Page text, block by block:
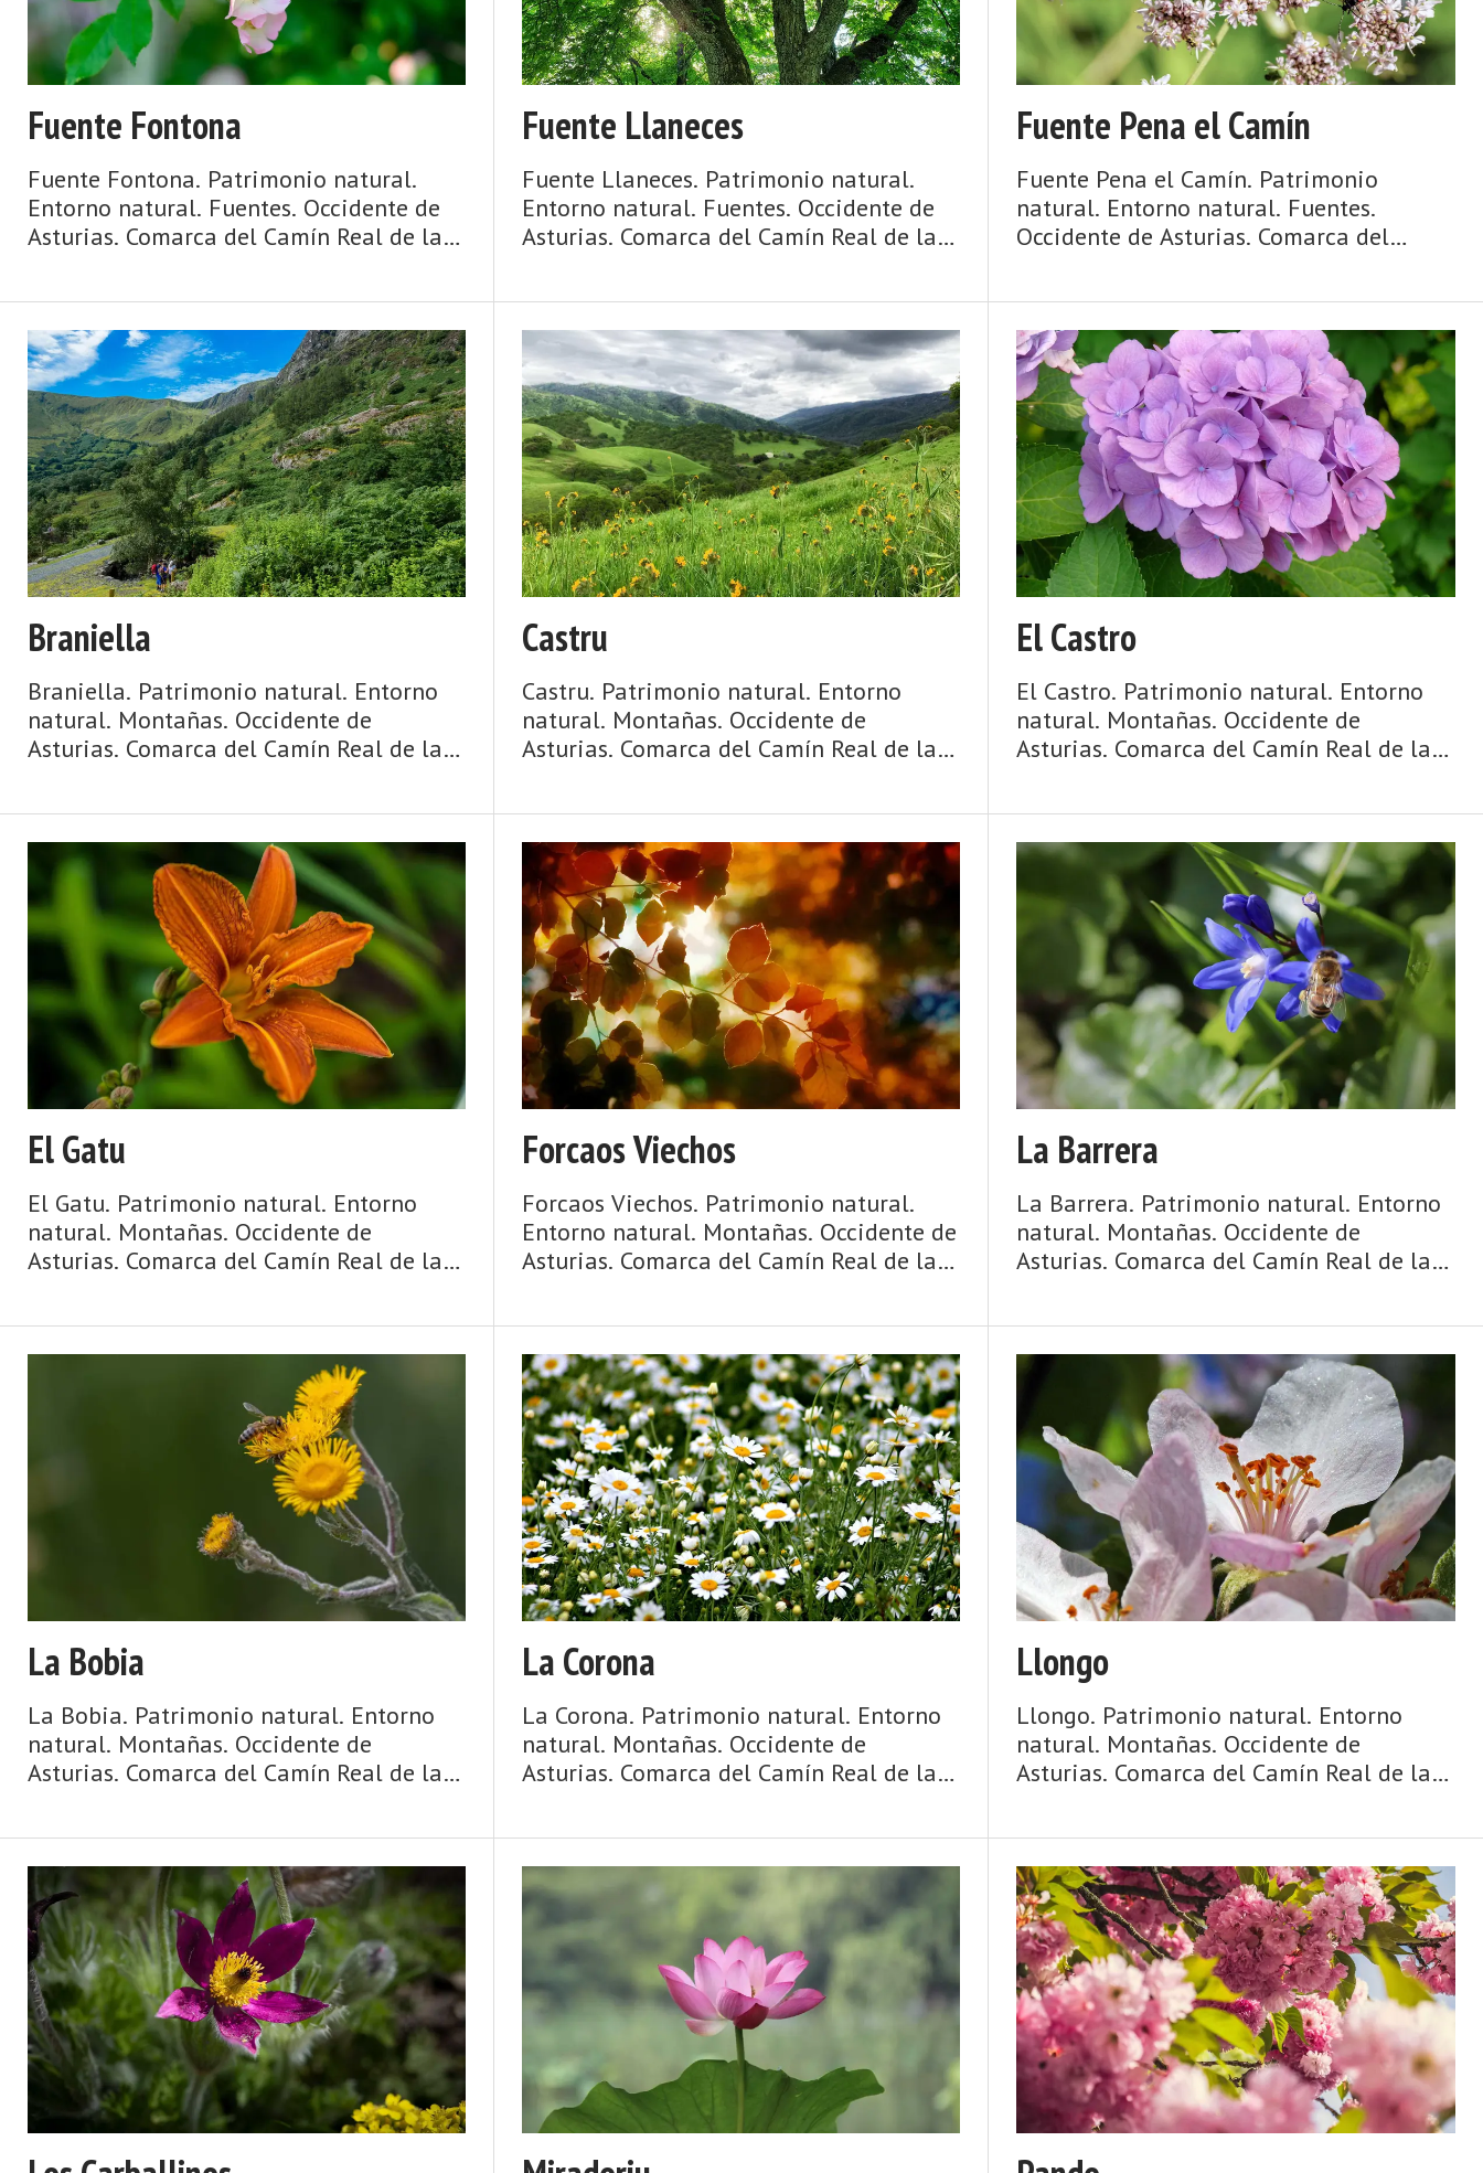
Fuente Fontona
Fuente Fontona. Patrimonio natural.
Entorno natural. Fuentes. Occidente de
Asturias. Comarca del Camín Real de la
Caldoveiro y Cuevallagar. Yernes y ...
Fuente Llaneces
Fuente Llaneces. Patrimonio natural.
Entorno natural. Fuentes. Occidente de
Asturias. Comarca del Camín Real de la
Caldoveiro y Cuevallagar. Yernes ...
Fuente Pena el Camín
Fuente Pena el Camín. Patrimonio
natural. Entorno natural. Fuentes.
Occidente de Asturias. Comarca del
Asturias. Camín Real de la Mesa, altitud
y grandes depresiones, montañas y
simas, el Caldoveiro y Cuevallagar. Ye ...
Braniella
Braniella. Patrimonio natural. Entorno
natural. Montañas. Occidente de
Asturias. Comarca del Camín Real de la
Caldoveiro y Cuevallagar. Yernes y Tam
...
Castru
Castru. Patrimonio natural. Entorno
natural. Montañas. Occidente de
Asturias. Comarca del Camín Real de la
Caldoveiro y Cuevallagar. Yernes y
Tameza ...
El Castro
El Castro. Patrimonio natural. Entorno
natural. Montañas. Occidente de
Asturias. Comarca del Camín Real de la
de la Mesa, altitud y grandes
depresiones, montañas y simas, el
Caldoveiro y Cuevallagar. Yernes y Tam
...
El Gatu
El Gatu. Patrimonio natural. Entorno
natural. Montañas. Occidente de
Asturias. Comarca del Camín Real de la
Caldoveiro y Cuevallagar. Yernes y Tamez
Forcaos Viechos
Forcaos Viechos. Patrimonio natural.
Entorno natural. Montañas. Occidente de
Asturias. Comarca del Camín Real de la
Caldoveiro y Cuevallagar. Yernes ...
La Barrera
La Barrera. Patrimonio natural. Entorno
natural. Montañas. Occidente de
Asturias. Comarca del Camín Real de la
de la Mesa, altitud y grandes
depresiones, montañas y simas, el
Caldoveiro y Cuevallagar. Yernes y Ta ...
La Bobia
La Bobia. Patrimonio natural. Entorno
natural. Montañas. Occidente de
Asturias. Comarca del Camín Real de la
Caldoveiro y Cuevallagar. Yernes y Tame
...
La Corona
La Corona. Patrimonio natural. Entorno
natural. Montañas. Occidente de
Asturias. Comarca del Camín Real de la
Caldoveiro y Cuevallagar. Yernes y Tam
...
Llongo
Llongo. Patrimonio natural. Entorno
natural. Montañas. Occidente de
Asturias. Comarca del Camín Real de la
de la Mesa, altitud y grandes
depresiones, montañas y simas, el
Caldoveiro y Cuevallagar. Yernes y
Tameza ...